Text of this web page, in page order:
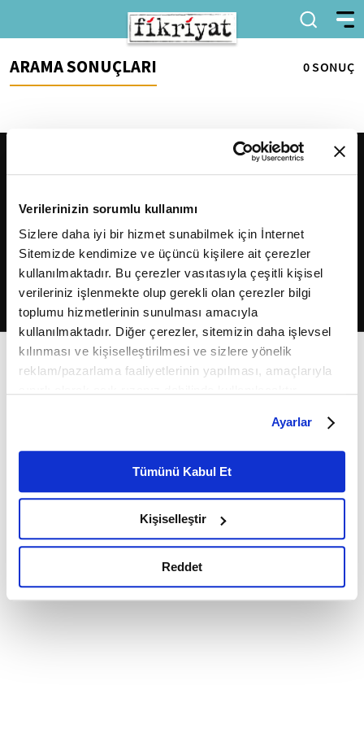
Verilerinizin sorumlu kullanımı
Sizlere daha iyi bir hizmet sunabilmek için İnternet
Sitemizde kendimize ve üçüncü kişilere ait çerezler
kullanılmaktadır. Bu çerezler vasıtasıyla çeşitli kişisel
verileriniz işlenmekte olup gerekli olan çerezler bilgi
toplumu hizmetlerinin sunulması amacıyla
kullanılmaktadır. Diğer çerezler, sitemizin daha işlevsel
kılınması ve kişiselleştirilmesi ve sizlere yönelik
reklam/pazarlama faaliyetlerinin yapılması, amaçlarıyla
belirleyebilirsiniz. Çerezlere ilişkin detaylı bilgi için
Ayarlar butonuna tıklayabilir,Çerez Bilgilendirme
Metnimizi ziyaret edebilirsiniz.
6698 sayılı Kişisel Verilerin Korunması Kanunu uyarınca
okumak ve sitemizi ziyaretiniz kapsamında
gerçekleştirilen veri işleme faaliyetleri ile ilgili daha
detaylı bilgi almak için lütfentıklayınız.
Ayarlar
Tümünü Kabul Et
Kişiselleştir
Reddet
ARAMA SONUÇLARI 0 SONUÇ
2026Fikriyat. Tüm hakları saklıdır.